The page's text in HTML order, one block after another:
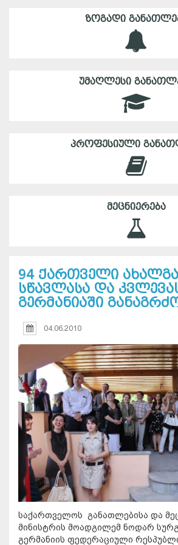
ᲖᲝᲒᲐᲓᲘ
ᲣᲛᲐᲦᲚᲔᲡᲘ
ᲞᲠᲝᲤᲔᲡᲘᲣᲚᲘ
ᲛᲔᲪᲜᲘᲔᲠᲔᲑᲐ
94 ქართველი
სწავლასა და
გერმანიაში
04.06.2010
საქართველოს განათლებისა და
მინისტრის მოადგილემ ნოდარ
გერმანიის ფედერაციული